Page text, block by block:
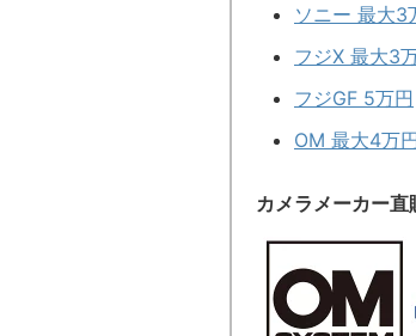
ソニー 最大3
フジX 最大3
フジGF 5万円
OM 最大4万
カメラメーカー直